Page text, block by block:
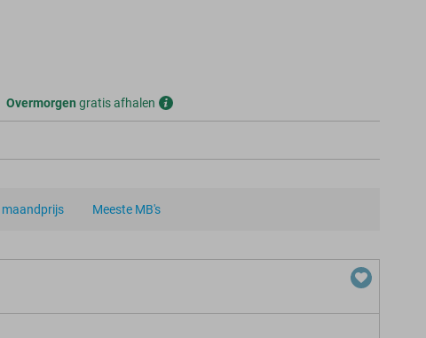
Overmorgen gratis afhalen
Meeste MB's